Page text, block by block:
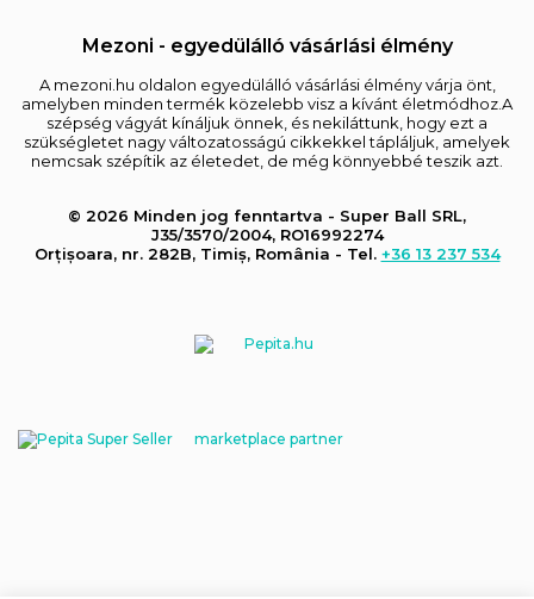
Mezoni - egyedülálló vásárlási élmény
A mezoni.hu oldalon egyedülálló vásárlási élmény várja önt,
amelyben minden termék közelebb visz a kívánt életmódhoz.A
szépség vágyát kínáljuk önnek, és nekiláttunk, hogy ezt a
szükségletet nagy változatosságú cikkekkel tápláljuk, amelyek
nemcsak szépítik az életedet, de még könnyebbé teszik azt.
© 2026 Minden jog fenntartva - Super Ball SRL,
J35/3570/2004, RO16992274
Orțișoara, nr. 282B, Timiș, România - Tel. +36 13 237 534
marketplace partner